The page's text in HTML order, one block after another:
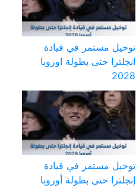
توخيل مستمر في قيادة
انجلترا حتى بطولة اوروبا
2028
توخيل مستمر في قيادة
إنجلترا حتى بطولة أوروبا